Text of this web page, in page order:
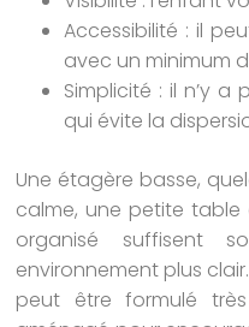
Accessibilité : il
avec un minimum
Simplicité : il n’y
qui évite la
Une étagère basse,
calme, une petite
organisé suffisent
environnement plus
peut être formulé